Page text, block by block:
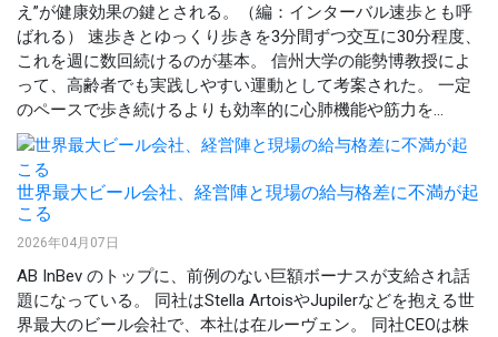
え”が健康効果の鍵とされる。（編：インターバル速歩とも呼
ばれる） 速歩きとゆっくり歩きを3分間ずつ交互に30分程度、
これを週に数回続けるのが基本。 信州大学の能勢博教授によ
って、高齢者でも実践しやすい運動として考案された。 一定
のペースで歩き続けるよりも効率的に心肺機能や筋力を...
世界最大ビール会社、経営陣と現場の給与格差に不満が起
こる
2026年04月07日
AB InBev のトップに、前例のない巨額ボーナスが支給され話
題になっている。 同社はStella ArtoisやJupilerなどを抱える世
界最大のビール会社で、本社は在ルーヴェン。 同社CEOは株